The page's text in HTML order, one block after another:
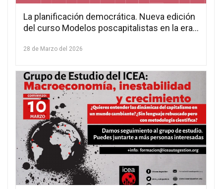
La planificación democrática. Nueva edición
del curso Modelos poscapitalistas en la era
28 de Marzo del 2026